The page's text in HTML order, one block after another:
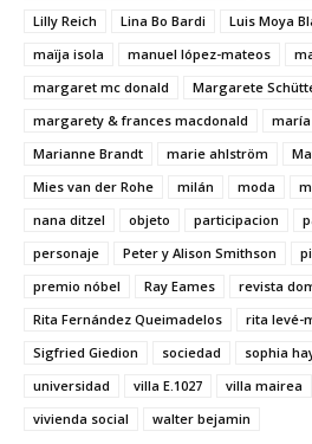
Lilly Reich
Lina Bo Bardi Luis Moya
maïja isola
manuel lópez-mateos
margaret mc donald
Margarete
margarety & frances macdonald
Marianne Brandt
marie ahlström
Mies van der Rohe
milán moda
nana ditzel
objeto participacion
personaje
Peter y Alison Smithson
premio nóbel
Ray Eames
revista
Rita Fernández Queimadelos
rita levé-
Sigfried Giedion
sociedad sophia
universidad
villa E.1027 villa mairea
vivienda social
walter bejamin